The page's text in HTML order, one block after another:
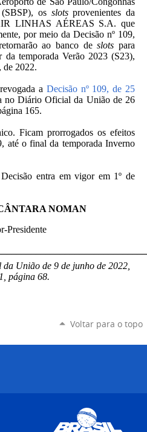
os slotsprovenientes da
LINHAS AÉREAS S.A. que
por meio da Decisão nº 109,
ao banco deslots para
da temporada Verão 2023 (S23),
de 2022.
a Decisão nº 109, de 25
no Diário Oficial da União de 26
165.
Ficam prorrogados os efeitos
até o final da temporada Inverno
entra em vigor em 1º de
NOMAN
Presidente
União de 9 de junho de 2022,
página 68.
Voltar para o topo